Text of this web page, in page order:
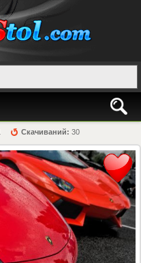
Скачиваний: 30